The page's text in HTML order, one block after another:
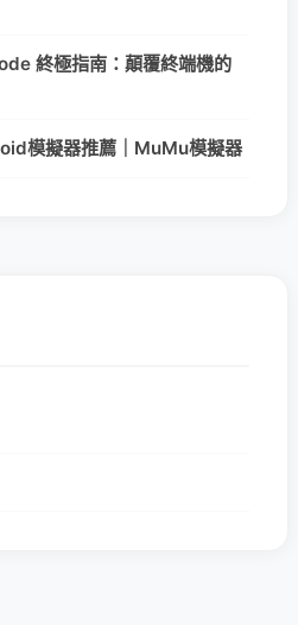
終極指南：顛覆終端機的
模擬器推薦｜MuMu模擬器